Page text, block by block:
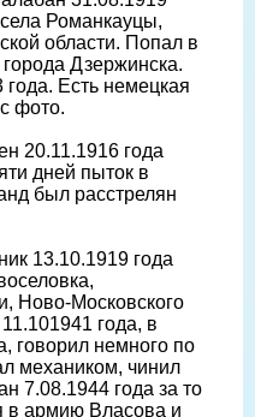
Романкауцы,
области. Попал в
Дзержинска.
года. Есть немецкая
фото.
20.11.1916 года
дней пыток в
был расстрелян
13.10.1919 года
Ново-Московского
года, в
говорил немного по
механиком, чинил
7.08.1944 года за то
в армию Власова и